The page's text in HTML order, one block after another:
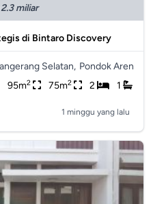
miliar
di Bintaro Discovery
Selatan, Pondok Aren
95m2 75m2 2 1
1 minggu yang lalu